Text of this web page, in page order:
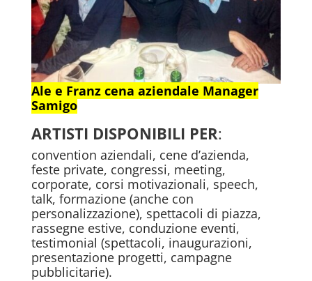
Ale e Franz cena aziendale Manager
Samigo
ARTISTI DISPONIBILI PER:
convention aziendali, cene d’azienda,
feste private, congressi, meeting,
corporate, corsi motivazionali, speech,
talk, formazione (anche con
personalizzazione), spettacoli di piazza,
rassegne estive, conduzione eventi,
testimonial (spettacoli, inaugurazioni,
presentazione progetti, campagne
pubblicitarie).